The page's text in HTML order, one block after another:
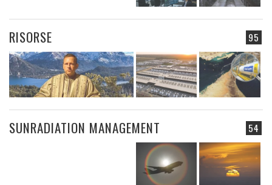
95
RISORSE
54
SUNRADIATION MANAGEMENT